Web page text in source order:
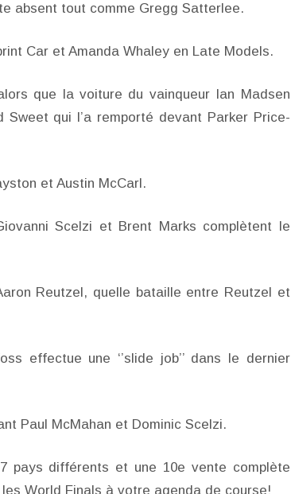
absent tout comme Gregg Satterlee.
Car et Amanda Whaley en Late Models.
que la voiture du vainqueur Ian Madsen
qui l’a remporté devant Parker Price-
et Austin McCarl.
Scelzi et Brent Marks complètent le
Reutzel, quelle bataille entre Reutzel et
effectue une ‘’slide job’’ dans le dernier
Paul McMahan et Dominic Scelzi.
pays différents et une 10e vente complète
World Finals à votre agenda de course!